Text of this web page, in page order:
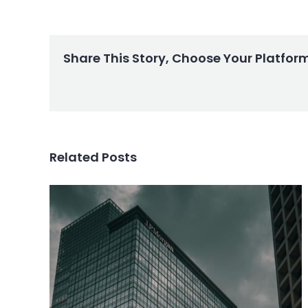
Share This Story, Choose Your
Related Posts